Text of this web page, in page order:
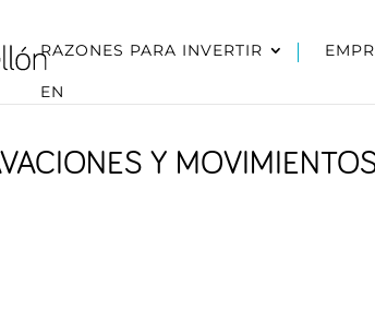
RAZONES PARA INVERTIR
EN
Y